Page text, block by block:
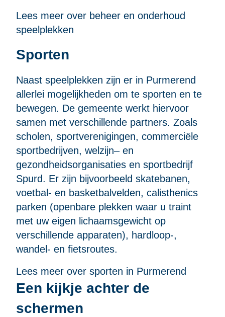
Lees meer over beheer en onderhoud
speelplekken
Sporten
Naast speelplekken zijn er in Purmerend
allerlei mogelijkheden om te sporten en te
bewegen. De gemeente werkt hiervoor
samen met verschillende partners. Zoals
scholen, sportverenigingen, commerciële
sportbedrijven, welzijn– en
gezondheidsorganisaties en sportbedrijf
Spurd. Er zijn bijvoorbeeld skatebanen,
voetbal- en basketbalvelden, calisthenics
parken (openbare plekken waar u traint
met uw eigen lichaamsgewicht op
verschillende apparaten), hardloop-,
wandel- en fietsroutes.
Lees meer over sporten in Purmerend
Een kijkje achter de
schermen